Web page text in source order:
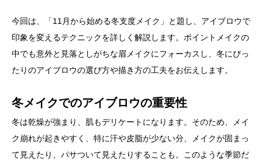
今回は、「11月から始める冬支度メイク」と題し、アイブロウで
印象を変えるテクニックを詳しく解説します。ポイントメイクの
中でも意外と見落としがちな眉メイクにフォーカスし、冬にぴっ
たりのアイブロウの選び方や描き方の工夫をお伝えします。
冬メイクでのアイブロウの重要性
冬は乾燥が強まり、肌もデリケートになります。そのため、メイ
ク崩れが起きやすく、特に汗や皮脂が少ない分、メイクが固まっ
て見えたり、パサついて見えたりすることも。このような季節だ